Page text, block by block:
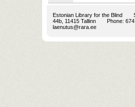
Estonian Library for the Blind
44b, 11415 Tallinn
Phone:
laenutus@rara.ee